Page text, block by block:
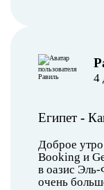
4
Египет -
Доброе
Booking и
в оазис
очень